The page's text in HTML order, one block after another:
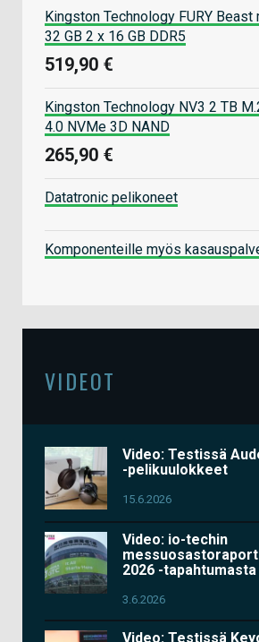
Kingston Technology FURY
32 GB 2 x 16 GB DDR5
519,90 €
Kingston Technology NV3 2 TB
4.0 NVMe 3D NAND
265,90 €
Datatronic pelikoneet
Komponenteille myös
VIDEOT
Video: Testissä
-pelikuulokkeet
15.6.2026
Video: io-techin
2026 -tapahtumasta
3.6.2026
Video: Testissä